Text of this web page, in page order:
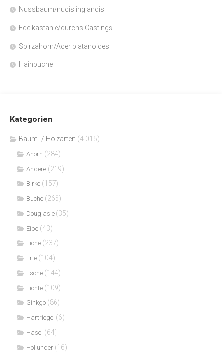
Nussbaum/nucis inglandis
Edelkastanie/durchs Castings
Spirzahorn/Acer platanoides
Hainbuche
Kategorien
Bäum- / Holzarten (4.015)
Ahorn (284)
Andere (219)
Birke (157)
Buche (266)
Douglasie (35)
Eibe (43)
Eiche (237)
Erle (104)
Esche (144)
Fichte (109)
Ginkgo (86)
Hartriegel (6)
Hasel (64)
Hollunder (16)